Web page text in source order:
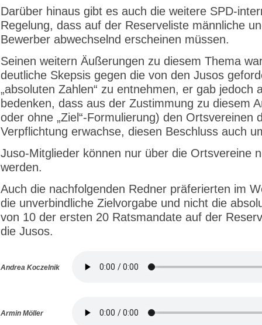
Darüber hinaus gibt es auch die weitere SPD-
Regelung, dass auf der Reserveliste männliche
Bewerber abwechselnd erscheinen müssen.
Seinen weitern Äußerungen zu diesem Thema
deutliche Skepsis gegen die von den Jusos
„absoluten Zahlen“ zu entnehmen, er gab jedoch
bedenken, dass aus der Zustimmung zu diesem
oder ohne „Ziel“-Formulierung) den Ortsvereinen
Verpflichtung erwachse, diesen Beschluss auch
Juso-Mitglieder können nur über die Ortsvereine
werden.
Auch die nachfolgenden Redner präferierten im
die unverbindliche Zielvorgabe und nicht die
von 10 der ersten 20 Ratsmandate auf der
die Jusos.
Andrea Koczelnik
Armin Möller